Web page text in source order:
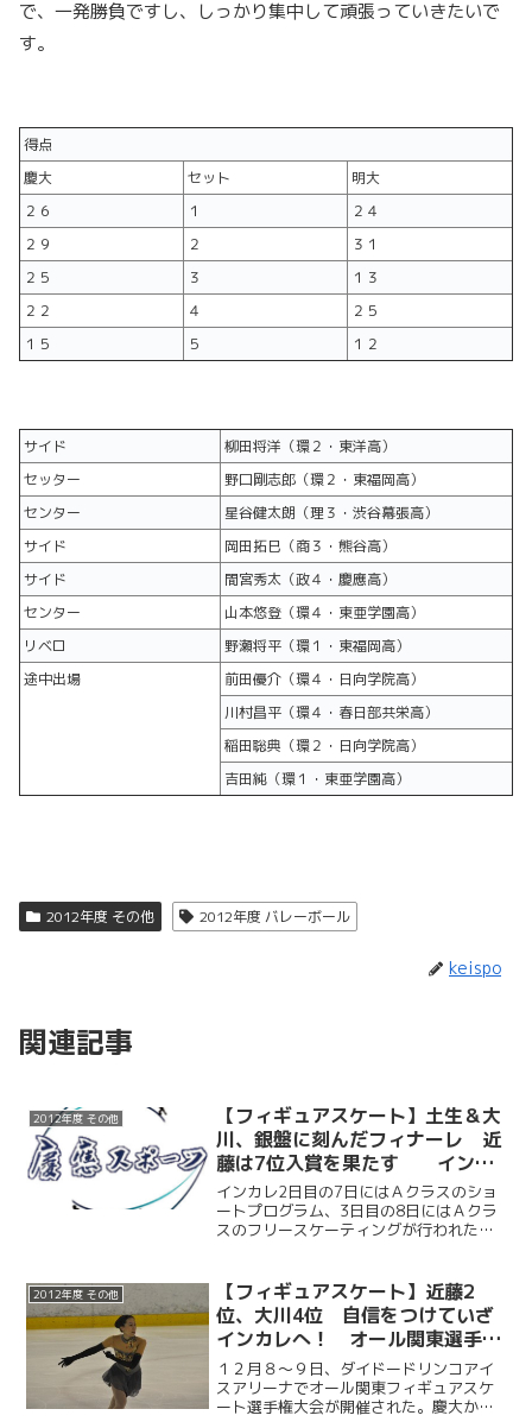
で、一発勝負ですし、しっかり集中して頑張っていきたいで
す。
得点
慶大
セット
明大
２６
１
２４
２９
２
３１
２５
３
１３
２２
４
２５
１５
５ １２
サイド
柳田将洋（環２・東洋高）
セッター
野口剛志郎（環２・東福岡高）
センター
星谷健太朗（理３・渋谷幕張高）
サイド
岡田拓巳（商３・熊谷高）
サイド
間宮秀太（政４・慶應高）
センター
山本悠登（環４・東亜学園高）
リベロ
野瀬将平（環１・東福岡高）
途中出場
前田優介（環４・日向学院高）
川村昌平（環４・春日部共栄高）
稲田聡典（環２・日向学院高）
吉田純（環１・東亜学園高）
2012年度 その他 2012年度 バレーボール
keispo
関連記事
2012年度 その他
【フィギュアスケート】土生＆大
川、銀盤に刻んだフィナーレ 近
藤は7位入賞を果たす インカ
レ2・3日目
インカレ2日目の7日にはＡクラスのショ
ートプログラム、3日目の8日にはＡクラ
スのフリースケーティングが行われた。
ティングで7位、総合7位となり入賞を果
たした。そして...
2012年度 その他
【フィギュアスケート】近藤2
位、大川4位 自信をつけていざ
インカレへ！ オール関東選手権
大会
１２月８～９日、ダイドードリンコアイ
スアリーナでオール関東フィギュアスケ
ート選手権大会が開催された。慶大から